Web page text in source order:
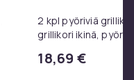
2 kpl pyöriviä
grillikori ikinä,
valmistettu
18,69 €